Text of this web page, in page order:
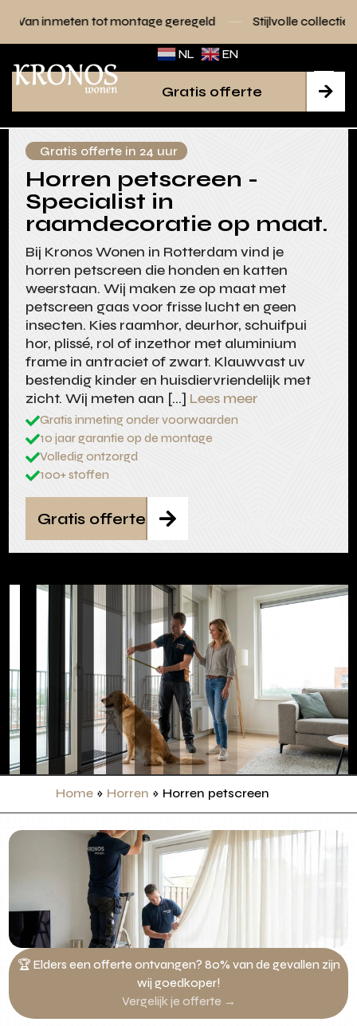
montage geregeld Stijlvolle collecties voor elk
NL EN

Gratis offerte
Gratis offerte in 24 uur
Horren petscreen -
Specialist in
raamdecoratie op maat.
Bij Kronos Wonen in Rotterdam vind je
horren petscreen die honden en katten
weerstaan. Wij maken ze op maat met
petscreen gaas voor frisse lucht en geen
insecten. Kies raamhor, deurhor, schuifpui
hor, plissé, rol of inzethor met aluminium
frame in antraciet of zwart. Klauwvast uv
bestendig kinder en huisdiervriendelijk met
zicht. Wij meten aan […] Lees meer
Gratis inmeting onder voorwaarden
10 jaar garantie op de montage
Volledig ontzorgd
100+ stoffen

Gratis offerte
Home » Horren » Horren petscreen
🏆 Elders een offerte ontvangen? 80% van de gevallen zijn
wij goedkoper!
Vergelijk je offerte →